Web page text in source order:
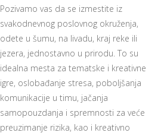
Pozivamo vas da se izmestite iz
svakodnevnog poslovnog okruženja,
odete u šumu, na livadu, kraj reke ili
jezera, jednostavno u prirodu. To su
idealna mesta za tematske i kreativne
igre, oslobađanje stresa, poboljšanja
komunikacije u timu, jačanja
samopouzdanja i spremnosti za veće
preuzimanje rizika, kao i kreativno